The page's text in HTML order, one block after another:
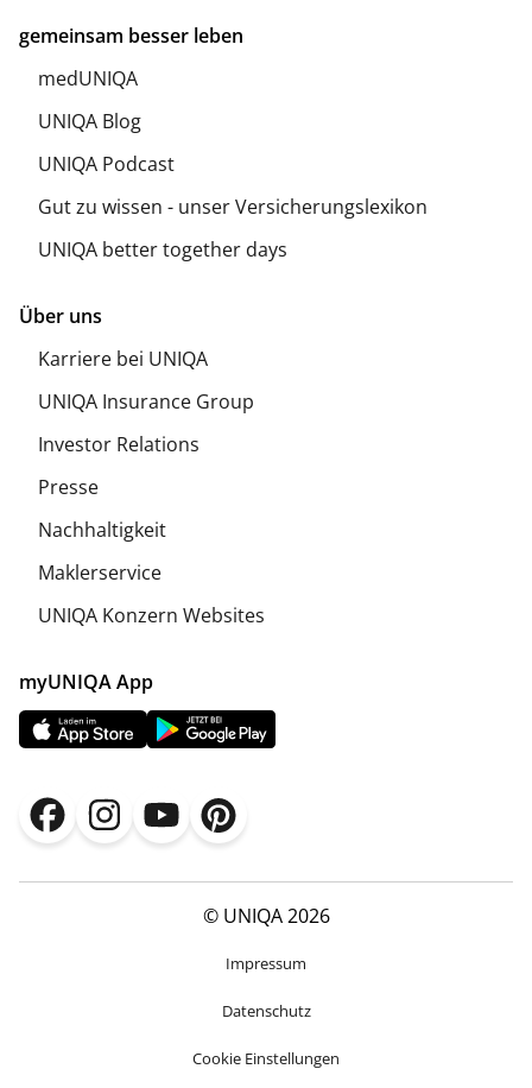
gemeinsam besser leben
medUNIQA
UNIQA Blog
UNIQA Podcast
Gut zu wissen - unser Versicherungslexikon
UNIQA better together days
Über uns
Karriere bei UNIQA
UNIQA Insurance Group
Investor Relations
Presse
Nachhaltigkeit
Maklerservice
UNIQA Konzern Websites
myUNIQA App
© UNIQA 2026
Impressum
Datenschutz
Cookie Einstellungen